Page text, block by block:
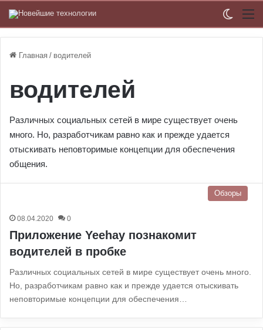
Главная / водителей
водителей
Различных социальных сетей в мире существует очень
много. Но, разработчикам равно как и прежде удается
отыскивать неповторимые концепции для обеспечения
общения.
Обзоры
08.04.2020 0
Приложение Yeehay познакомит
водителей в пробке
Различных социальных сетей в мире существует очень много.
Но, разработчикам равно как и прежде удается отыскивать
неповторимые концепции для обеспечения…